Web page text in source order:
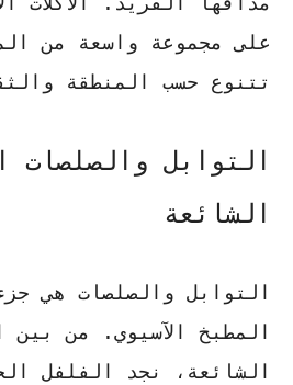
على مجموعة واسعة من
تتنوع حسب المنطقة
التوابل والصلصات
الشائعة
التوابل والصلصات هي
المطبخ الآسيوي. من بين
الشائعة، نجد
الفلفل